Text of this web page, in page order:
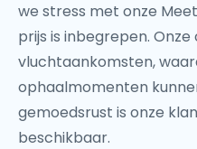
we stress met onze
prijs is inbegrepen.
vluchtaankomsten,
ophaalmomenten
gemoedsrust is onze
beschikbaar.